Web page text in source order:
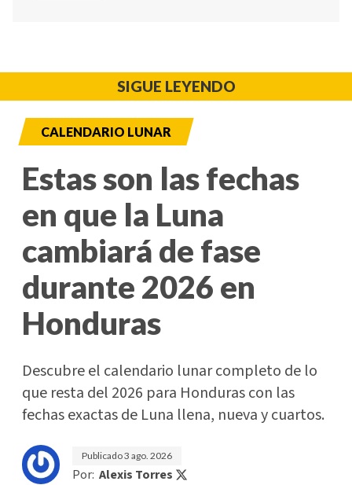
SIGUE LEYENDO
CALENDARIO LUNAR
Estas son las fechas
en que la Luna
cambiará de fase
durante 2026 en
Honduras
Descubre el calendario lunar completo de lo
que resta del 2026 para Honduras con las
fechas exactas de Luna llena, nueva y cuartos.
Publicado3 ago. 2026
Por: Alexis Torres